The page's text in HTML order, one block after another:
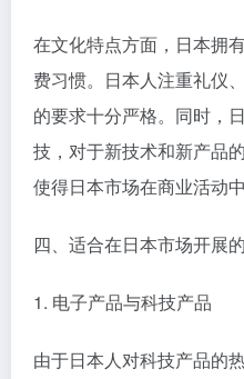
在文化特点方面，日本拥
费习惯。日本人注重礼仪
的要求十分严格。同时，
技，对于新技术和新产品
使得日本市场在商业活动
四、适合在日本市场开展
1. 电子产品与科技产品
由于日本人对科技产品的